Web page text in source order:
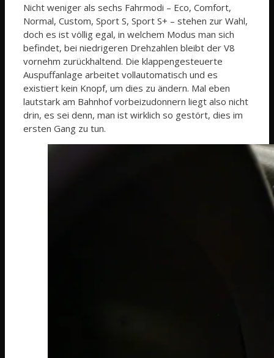
Nicht weniger als sechs Fahrmodi – Eco, Comfort,
Normal, Custom, Sport S, Sport S+ – stehen zur Wahl,
doch es ist völlig egal, in welchem Modus man sich
befindet, bei niedrigeren Drehzahlen bleibt der V8
vornehm zurückhaltend. Die klappengesteuerte
Auspuffanlage arbeitet vollautomatisch und es
existiert kein Knopf, um dies zu ändern. Mal eben
lautstark am Bahnhof vorbeizudonnern liegt also nicht
drin, es sei denn, man ist wirklich so gestört, dies im
ersten Gang zu tun.